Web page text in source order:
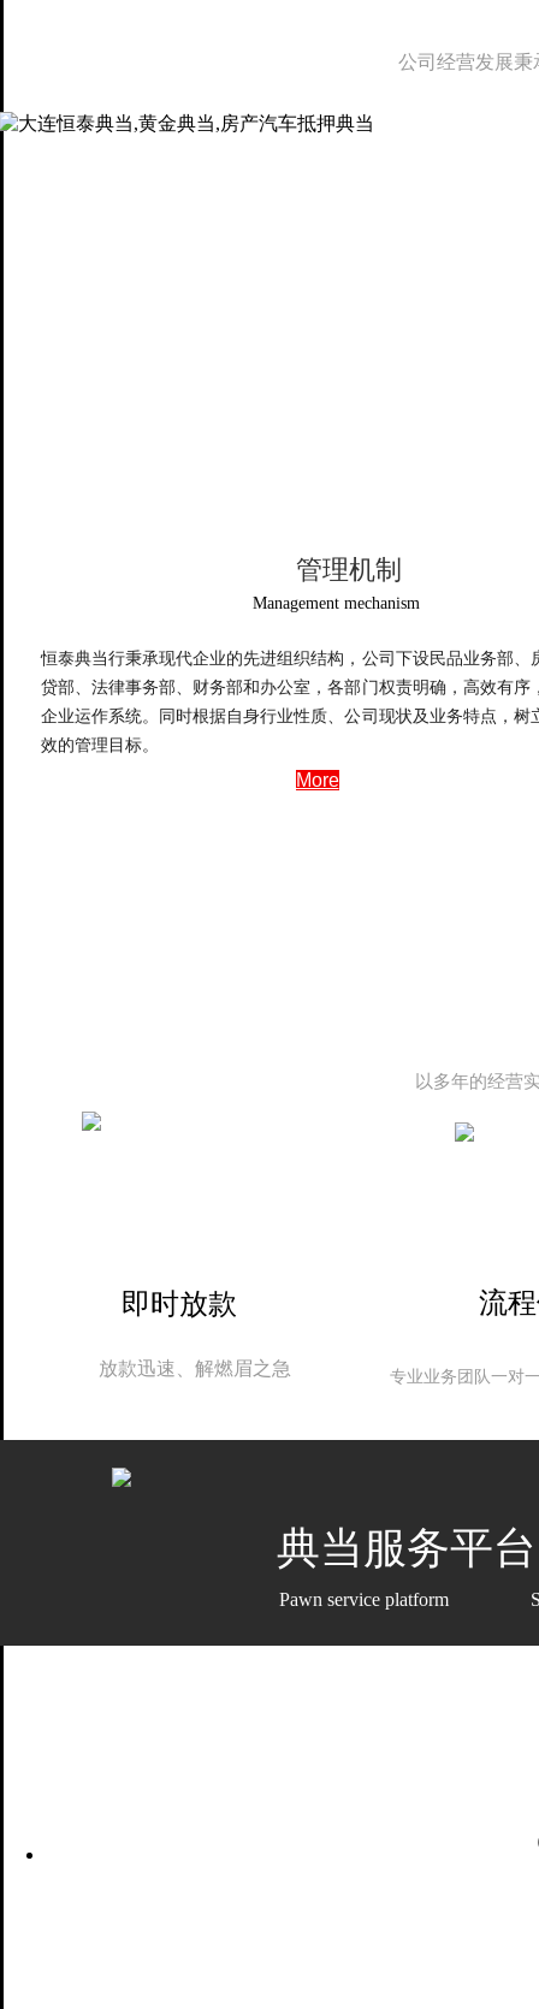
典当服务平
Pawn service platform
公司经营发展秉
管理机制
Management mechanism
恒泰典当行秉承现代企业的先进组织结构，公司下设民品业务部、
贷部、法律事务部、财务部和办公室，各部门权责明确，高效有序
企业运作系统。同时根据自身行业性质、公司现状及业务特点，树
效的管理目标。
More
以多年的经营
即时放款
放款迅速、解燃眉之急
流
专业业务团队一对